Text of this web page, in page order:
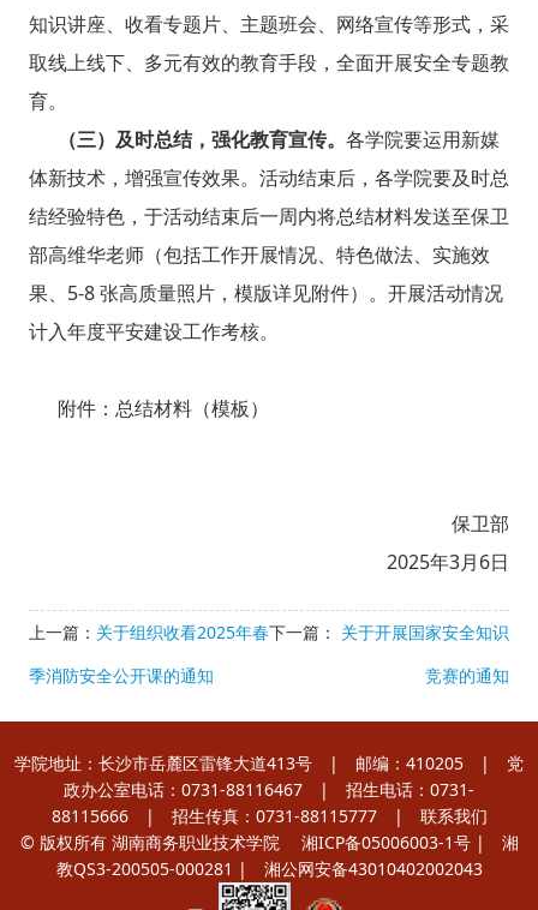
知识讲座、收看专题片、主题班会、网络宣传等形式，采
取线上线下、多元有效的教育手段，全面开展安全专题教
育。
（三） 及时总结，强化教育宣传。 各学院要运用新媒
体新技术，增强宣传效果。活动结束后，各学院要及时总
结经验特色，于活动结束后一周内将总结材料发送至保卫
部高维华老师（包括工作开展情况、特色做法、实施效
果、5-8 张高质量照片，模版详见附件）。开展活动情况
计入年度平安建设工作考核。
附件：总结材料（模板）
保卫部
2025年3月6日
上一篇： 关于组织收看2025年春
季消防安全公开课的通知
下一篇： 关于开展国家安全知识
竞赛的通知
学院地址：长沙市岳麓区雷锋大道413号 | 邮编：410205 | 党
政办公室电话：0731-88116467 | 招生电话：0731-
88115666 | 招生传真：0731-88115777 | 联系我们
© 版权所有 湖南商务职业技术学院
湘ICP备05006003-1号 | 湘
教QS3-200505-000281 | 湘公网安备43010402002043